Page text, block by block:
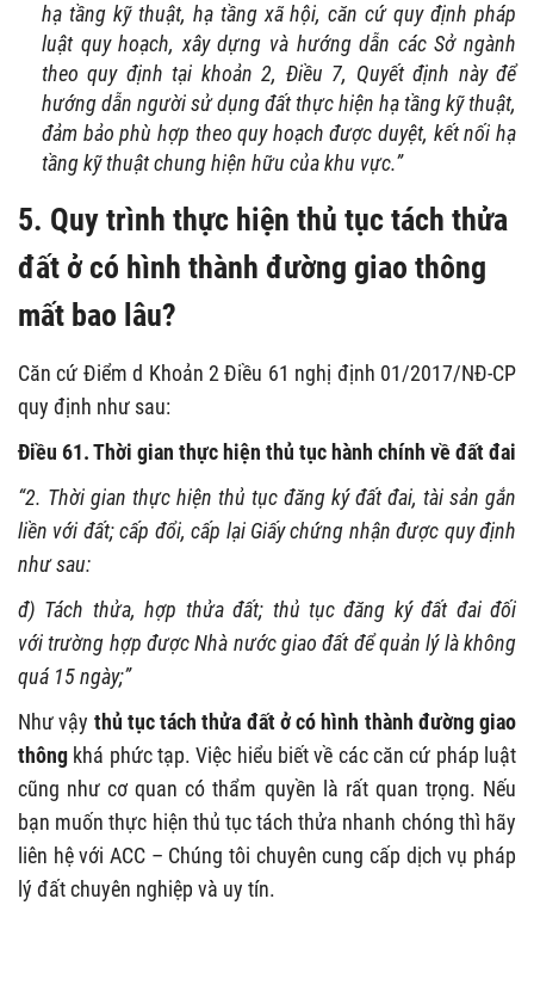
hạ tầng kỹ thuật, hạ tầng xã hội, căn cứ quy định pháp
luật quy hoạch, xây dựng và hướng dẫn các Sở ngành
theo quy định tại khoản 2, Điều 7, Quyết định này để
hướng dẫn người sử dụng đất thực hiện hạ tầng kỹ thuật,
đảm bảo phù hợp theo quy hoạch được duyệt, kết nối hạ
tầng kỹ thuật chung hiện hữu của khu vực.”
5. Quy trình thực hiện thủ tục tách thửa
đất ở có hình thành đường giao thông
mất bao lâu?
Căn cứ Điểm d Khoản 2 Điều 61 nghị định 01/2017/NĐ-CP
quy định như sau:
Điều 61. Thời gian thực hiện thủ tục hành chính về đất đai
“2. Thời gian thực hiện thủ tục đăng ký đất đai, tài sản gắn
liền với đất; cấp đổi, cấp lại Giấy chứng nhận được quy định
như sau:
đ) Tách thửa, hợp thửa đất; thủ tục đăng ký đất đai đối
với trường hợp được Nhà nước giao đất để quản lý là không
quá 15 ngày;”
Như vậy thủ tục tách thửa đất ở có hình thành đường giao
thông khá phức tạp. Việc hiểu biết về các căn cứ pháp luật
cũng như cơ quan có thẩm quyền là rất quan trọng. Nếu
bạn muốn thực hiện thủ tục tách thửa nhanh chóng thì hãy
liên hệ với ACC – Chúng tôi chuyên cung cấp dịch vụ pháp
lý đất chuyên nghiệp và uy tín.